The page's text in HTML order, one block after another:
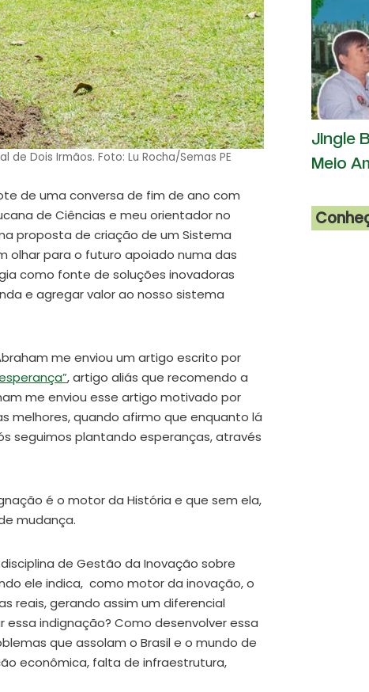
Dois Irmãos. Foto: Lu Rocha/Semas PE
de uma conversa de fim de ano com
de Ciências e meu orientador no
proposta de criação de um Sistema
olhar para o futuro apoiado numa das
como fonte de soluções inovadoras
e agregar valor ao nosso sistema
me enviou um artigo escrito por
, artigo aliás que recomendo a
me enviou esse artigo motivado por
melhores, quando afirmo que enquanto lá
seguimos plantando esperanças, através
é o motor da História e que sem ela,
mudança.
de Gestão da Inovação sobre
ele indica, como motor da inovação, o
reais, gerando assim um diferencial
indignação? Como desenvolver essa
que assolam o Brasil e o mundo de
econômica, falta de infraestrutura,
Jingle
Meio